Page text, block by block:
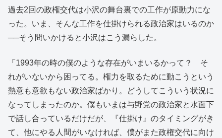
過去2回の政権交代は小沢の舞台裏での工作が原動力にな
った。いま、そんな工作を仕掛けられる政治家はいるのか
──そう問いかけると小沢はこう漏らした。
「1993年の時の僕のような存在がいまいるかって？ そ
れがいないから困ってる。権力を取るために動こうという
熱意も意欲もない政治家ばかり。どうしてこういう状況に
なってしまったのか。僕もいまは与野党の政治家と水面下
で話し合っているだけだが、『仕掛け』のタイミングがき
て、他にやる人間がいなければ、僕がまた政権交代に向け